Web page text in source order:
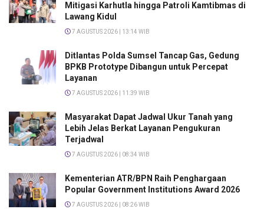
Mitigasi Karhutla hingga Patroli Kamtibmas di
Lawang Kidul
7 AGUSTUS 2026 | 13:14 WIB
Ditlantas Polda Sumsel Tancap Gas, Gedung
BPKB Prototype Dibangun untuk Percepat
Layanan
7 AGUSTUS 2026 | 11:39 WIB
Masyarakat Dapat Jadwal Ukur Tanah yang
Lebih Jelas Berkat Layanan Pengukuran
Terjadwal
7 AGUSTUS 2026 | 08:34 WIB
Kementerian ATR/BPN Raih Penghargaan
Popular Government Institutions Award 2026
7 AGUSTUS 2026 | 08:26 WIB